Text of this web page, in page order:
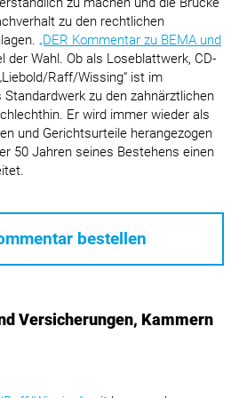
zu den rechtlichen
„DER Kommentar zu BEMA und
der Wahl. Ob als Loseblattwerk, CD-
Raff/Wissing“ ist im
zu den zahnärztlichen
Er wird immer wieder als
und Gerichtsurteile herangezogen
50 Jahren seines Bestehens einen
bestellen
Versicherungen, Kammern